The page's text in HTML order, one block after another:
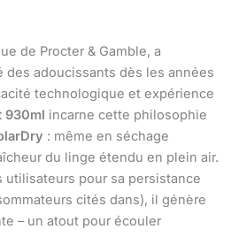
de Procter & Gamble, a
des adoucissants dès les années
technologique et expérience
930ml incarne cette philosophie
: même en séchage
du linge étendu en plein air.
utilisateurs pour sa persistance
cités dans), il génère
– un atout pour écouler